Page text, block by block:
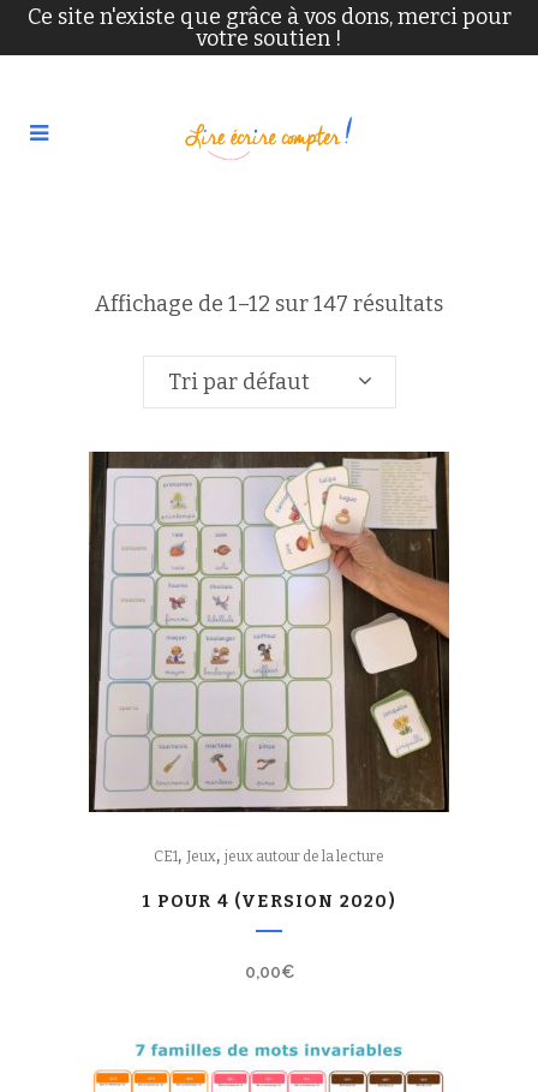
Ce site n'existe que grâce à vos dons, merci pour
votre soutien !
Affichage de 1–12 sur 147 résultats
Tri par défaut
CE1, Jeux, jeux autour de la lecture
1 POUR 4 (VERSION 2020)
0,00€